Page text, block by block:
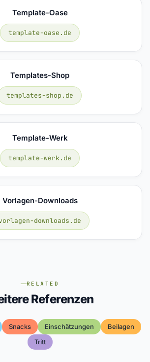
Template-Oase
template-oase.de
Templates-Shop
templates-shop.de
Template-Werk
template-werk.de
Vorlagen-Downloads
downloads.de
RELATED
Referenzen
Snacks Einschätzungen
Beilagen
Tritt